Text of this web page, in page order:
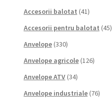
Accesorii balotat (41)
Accesorii pentru balotat (45)
Anvelope (330)
Anvelope agricole (126)
Anvelope ATV (34)
Anvelope industriale (76)